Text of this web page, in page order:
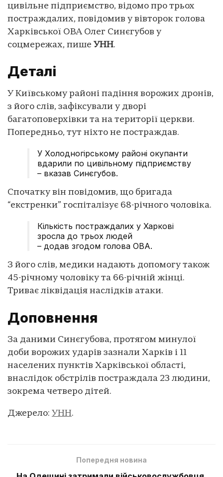
цивільне підприємство, відомо про трьох
постраждалих, повідомив у вівторок голова
Харківської ОВА Олег Синєгубов у
соцмережах, пише УНН.
Деталі
У Київському районі падіння ворожих дронів,
з його слів, зафіксували у дворі
багатоповерхівки та на території церкви.
Попередньо, тут ніхто не постраждав.
У Холодногірському районі окупанти
вдарили по цивільному підприємству
– вказав Синєгубов.
Спочатку він повідомив, що бригада
“екстренки” госпіталізує 68-річного чоловіка.
Кількість постраждалих у Харкові
зросла до трьох людей
– додав згодом голова ОВА.
З його слів, медики надають допомогу також
45-річному чоловіку та 66-річній жінці.
Триває ліквідація наслідків атаки.
Доповнення
За даними Синєгубова, протягом минулої
доби ворожих ударів зазнали Харків і 11
населених пунктів Харківської області,
внаслідок обстрілів постраждала 23 людини,
зокрема четверо дітей.
Джерело: УНН.
Попередня новина